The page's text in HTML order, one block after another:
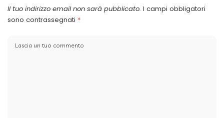
Il tuo indirizzo email non sarà pubblicato. I campi obbligatori
sono contrassegnati *